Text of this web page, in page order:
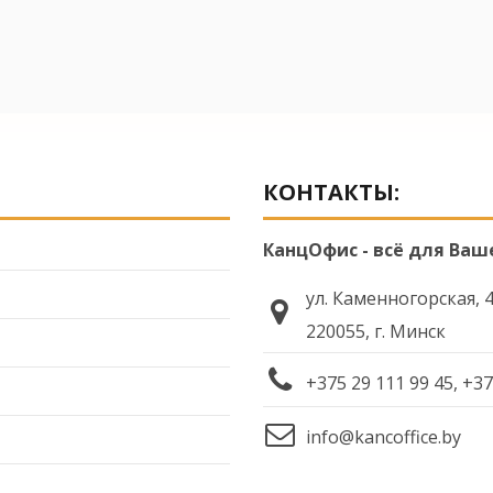
КОНТАКТЫ:
КанцОфис - всё для
ул. Каменногорская,
220055, г. Минск
+375 29 111 99 45,
info@kancoffice.by